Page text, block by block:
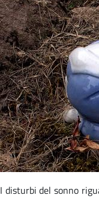
I disturbi del sonno